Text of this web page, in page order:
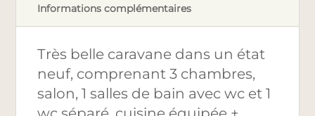
Informations complémentaires
Très belle caravane dans un état
neuf, comprenant 3 chambres,
salon, 1 salles de bain avec wc et 1